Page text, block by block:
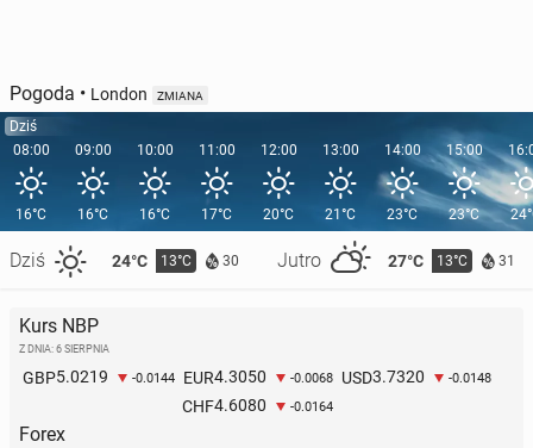
Pogoda • London ZMIANA
Dziś
08:00
16°C
Dziś 24°C 13°C 30 Jutro 27°C 13°C 31
09:00
16°C
10:00
16°C
11:00
17°C
12:00
20°C
13:00
21°C
14:00
23°C
15:00
23°C
Kurs NBP
Z DNIA: 6 SIERPNIA
GBP5.0219 -0.0144 EUR4.3050 -0.0068 USD3.7320 -0.0148
CHF4.6080 -0.0164
Forex